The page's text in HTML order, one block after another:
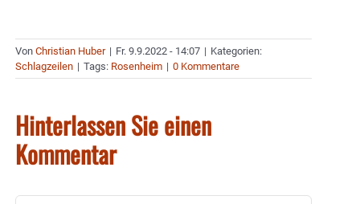
Von Christian Huber | Fr. 9.9.2022 - 14:07 | Kategorien:
Schlagzeilen | Tags: Rosenheim | 0 Kommentare
Hinterlassen Sie einen
Kommentar